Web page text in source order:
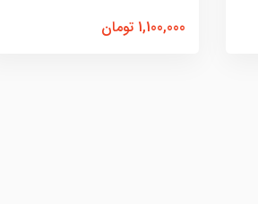
1,100,000 تومان